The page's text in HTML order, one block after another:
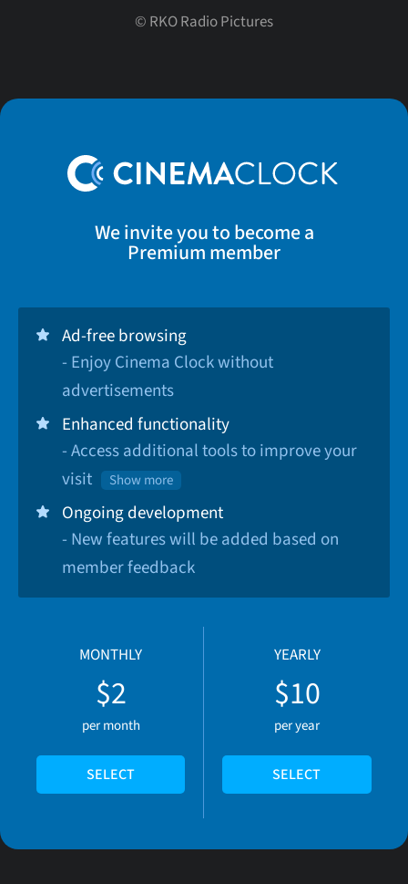
© RKO Radio Pictures
We invite you to become a
Premium member
Ad-free browsing
- Enjoy Cinema Clock without
advertisements
Enhanced functionality
- Access additional tools to improve your
visit
Show more
Ongoing development
- New features will be added based on
member feedback
MONTHLY
$2
per month
SELECT
YEARLY
$10
per year
SELECT